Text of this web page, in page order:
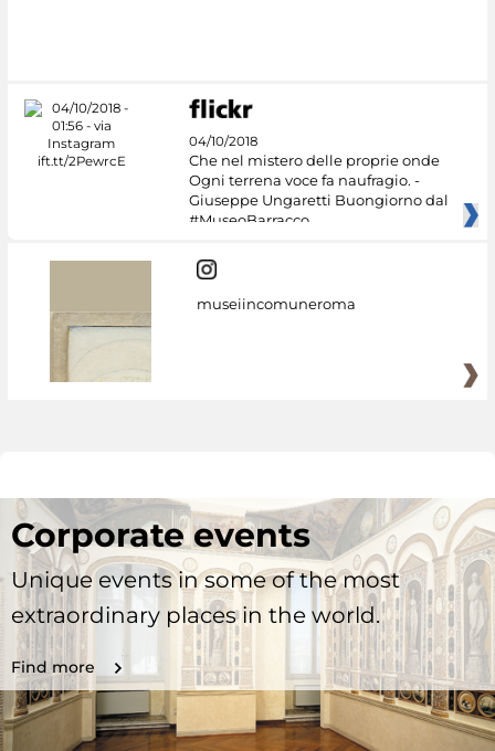
04/10/2018
Che nel mistero delle proprie onde
Ogni terrena voce fa naufragio. -
Giuseppe Ungaretti Buongiorno dal
#MuseoBarracco
museiincomuneroma
Corporate events
Unique events in some of the most
extraordinary places in the world.
Find more